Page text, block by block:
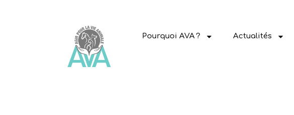
Pourquoi AVA ? Actualités